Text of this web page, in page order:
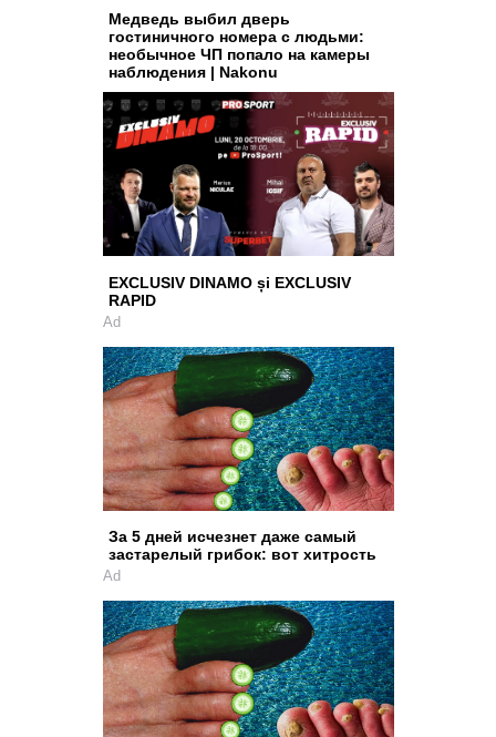
Медведь выбил дверь
гостиничного номера с людьми:
необычное ЧП попало на камеры
наблюдения | Nakonu
EXCLUSIV DINAMO și EXCLUSIV
RAPID
Ad
За 5 дней исчезнет даже самый
застарелый грибок: вот хитрость
Ad